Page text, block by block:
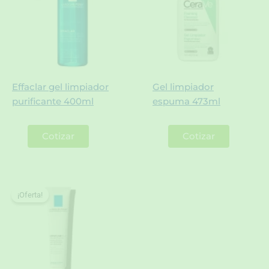
Effaclar gel limpiador
purificante 400ml
Cotizar
Gel limpiador
espuma 473ml
Cotizar
¡Oferta!
¡Oferta!